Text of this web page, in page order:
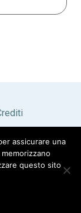
assicurare una
questo sito